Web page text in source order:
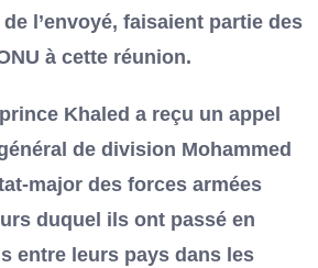
l’envoyé, faisaient partie des
à cette réunion.
Khaled a reçu un appel
de division Mohammed
major des forces armées
duquel ils ont passé en
entre leurs pays dans les